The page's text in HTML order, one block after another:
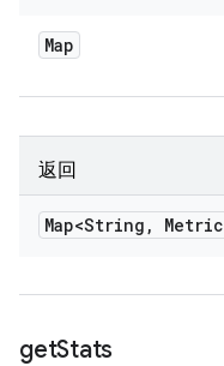
Map
返回
Map<String , Metric
getStats